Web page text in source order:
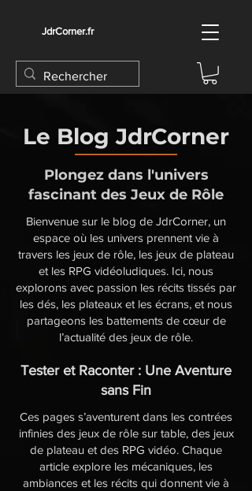
JdrCorner.fr
Le Blog JdrCorner
Plongez dans l'univers
fascinant des Jeux de Rôle
Bienvenue sur le blog de JdrCorner, un
espace où les univers prennent vie à
travers les jeux de rôle, les jeux de plateau
et les RPG vidéoludiques. Ici, nous
explorons avec passion les récits tissés par
les dés, les plateaux et les écrans, et nous
partageons les battements de cœur de
l’actualité des jeux de rôle.
Tester et Raconter : Une Aventure
sans Fin
Ces pages s’aventurent dans les contrées
infinies des jeux de rôle sur table, des jeux
de plateau et des RPG vidéo. Chaque
article explore les mécaniques, les
ambiances et les récits qui donnent vie à